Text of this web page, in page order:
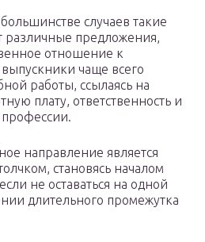
случаев такие
различные предложения,
отношение к
чаще всего
работы, ссылаясь на
плату, ответственность и
профессии.
направление является
становясь началом
не оставаться на одной
длительного промежутка